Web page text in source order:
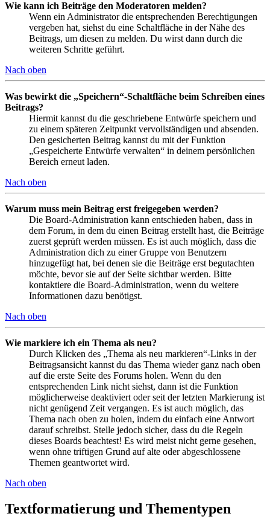
Wie kann ich Beiträge den Moderatoren melden?
Wenn ein Administrator die entsprechenden Berechtigungen
vergeben hat, siehst du eine Schaltfläche in der Nähe des
Beitrags, um diesen zu melden. Du wirst dann durch die
weiteren Schritte geführt.
Nach oben
Was bewirkt die „Speichern“-Schaltfläche beim Schreiben eines
Beitrags?
Hiermit kannst du die geschriebene Entwürfe speichern und
zu einem späteren Zeitpunkt vervollständigen und absenden.
Den gesicherten Beitrag kannst du mit der Funktion
„Gespeicherte Entwürfe verwalten“ in deinem persönlichen
Bereich erneut laden.
Nach oben
Warum muss mein Beitrag erst freigegeben werden?
Die Board-Administration kann entschieden haben, dass in
dem Forum, in dem du einen Beitrag erstellt hast, die Beiträge
zuerst geprüft werden müssen. Es ist auch möglich, dass die
Administration dich zu einer Gruppe von Benutzern
hinzugefügt hat, bei denen sie die Beiträge erst begutachten
möchte, bevor sie auf der Seite sichtbar werden. Bitte
kontaktiere die Board-Administration, wenn du weitere
Informationen dazu benötigst.
Nach oben
Wie markiere ich ein Thema als neu?
Durch Klicken des „Thema als neu markieren“-Links in der
Beitragsansicht kannst du das Thema wieder ganz nach oben
auf die erste Seite des Forums holen. Wenn du den
entsprechenden Link nicht siehst, dann ist die Funktion
möglicherweise deaktiviert oder seit der letzten Markierung ist
nicht genügend Zeit vergangen. Es ist auch möglich, das
Thema nach oben zu holen, indem du einfach eine Antwort
darauf schreibst. Stelle jedoch sicher, dass du die Regeln
dieses Boards beachtest! Es wird meist nicht gerne gesehen,
wenn ohne triftigen Grund auf alte oder abgeschlossene
Themen geantwortet wird.
Nach oben
Textformatierung und Thementypen